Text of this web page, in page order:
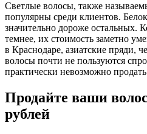
Светлые волосы, также
популярны среди клиентов.
значительно дороже остальных.
темнее, их стоимость заметно
в Краснодаре, азиатские пряди,
волосы почти не пользуются
практически невозможно
Продайте ваши
рублей